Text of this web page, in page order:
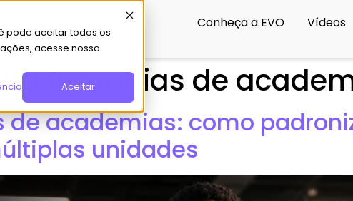
pode aceitar todos os
acesse nossa
Aceitar
Conheça a EVO Vídeos
franquias de
academias: como
unidades